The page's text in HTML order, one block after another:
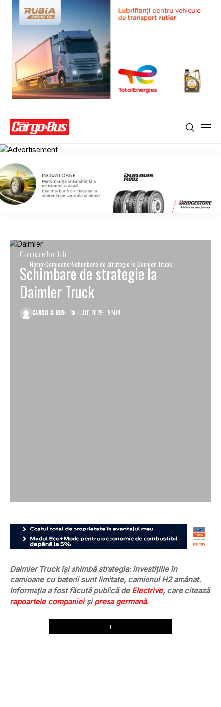
Home Camioane Schimbare de strategie la Daimler Truck
Camioane Noutati
Schimbare de strategie la
Daimler Truck
CARGO & BUS 30 IULIE 2025 5 MIN.
Daimler Truck își shimbă strategia: investițiile în
camioane cu baterii sunt limitate, camionul H2 amânat.
Informația a fost făcută publică de Electrive, care citează
rapoartele companieișipresa germană.
Play